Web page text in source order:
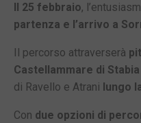
Il 25 febbraio,
partenza e l’arrivo a
Il percorso attraverserà
Castellammare di
di Ravello e Atrani lungo
Con due opzioni di